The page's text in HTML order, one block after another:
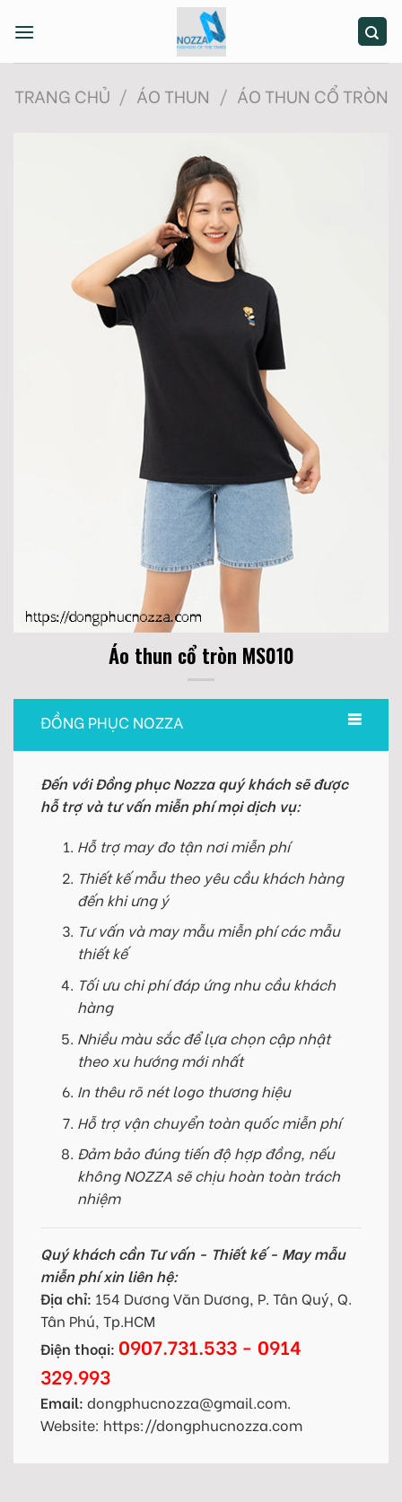
TRANG CHỦ / ÁO THUN / ÁO THUN CỔ TRÒN
Áo thun cổ tròn MS010
ĐỒNG PHỤC NOZZA
Đến với Đồng phục Nozza quý khách sẽ được
hỗ trợ và tư vấn miễn phí mọi dịch vụ:
Hỗ trợ may đo tận nơi miễn phí
Thiết kế mẫu theo yêu cầu khách hàng
đến khi ưng ý
Tư vấn và may mẫu miễn phí các mẫu
thiết kế
Tối ưu chi phí đáp ứng nhu cầu khách
hàng
Nhiều màu sắc để lựa chọn cập nhật
theo xu hướng mới nhất
In thêu rõ nét logo thương hiệu
Hỗ trợ vận chuyển toàn quốc miễn phí
Đảm bảo đúng tiến độ hợp đồng, nếu
không NOZZA sẽ chịu hoàn toàn trách
nhiệm
Quý khách cần Tư vấn - Thiết kế - May mẫu
miễn phí xin liên hệ:
Địa chỉ: 154 Dương Văn Dương, P. Tân Quý, Q.
Tân Phú, Tp.HCM
Điện thoại: 0907.731.533 - 0914
329.993
Email: dongphucnozza@gmail.com.
Website: https://dongphucnozza.com